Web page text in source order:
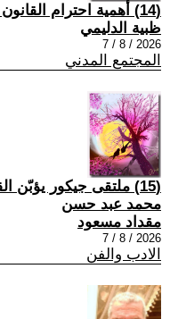
(14) أهمية احترام القانون في الحياة اليومية
ظبية الدليمي
2026 / 8 / 7
المجتمع المدني
(15) ملتقى جيكور يؤبّن
محمد عبد حسن
مقداد مسعود
2026 / 8 / 7
الادب والفن